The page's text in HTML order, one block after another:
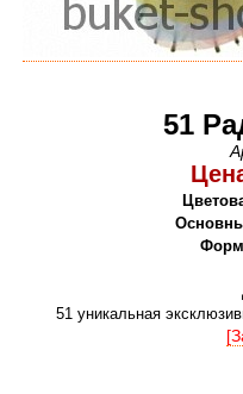
51
51 уникальная